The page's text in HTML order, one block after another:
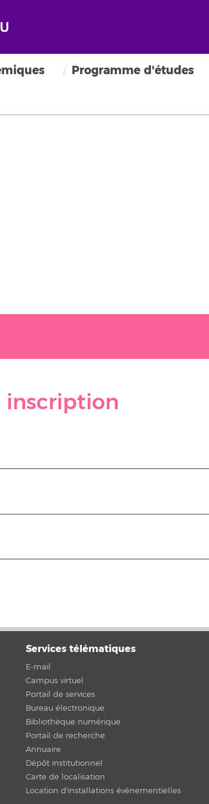
Programme d'études
inscription
Services télématiques
E-mail
Campus virtuel
Portail de services
Bureau électronique
Bibliothèque numérique
Portail de recherche
Annuaire
Dépôt institutionnel
Carte de localisation
Location d'installations événementielles